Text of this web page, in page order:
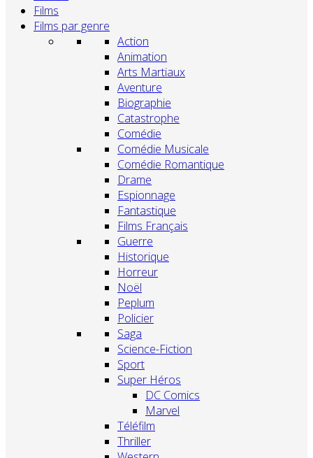
Films
Films par genre
Action
Animation
Arts Martiaux
Aventure
Biographie
Catastrophe
Comédie
Comédie Musicale
Comédie Romantique
Drame
Espionnage
Fantastique
Films Français
Guerre
Historique
Horreur
Noël
Peplum
Policier
Saga
Science-Fiction
Sport
Super Héros
DC Comics
Marvel
Téléfilm
Thriller